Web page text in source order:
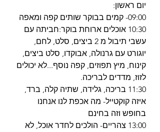
יום ראשון:
09:00- קמים בבוקר שותים קפה ומאפה
10:30 אוכלים ארוחת בוקר:חביתה עם
עשבי תיבול מ 2 ביצים, סלט, לחם,
יוגורט עם גרנולה, אבוקדו, סלט ביצים,
קינוח, מיץ תפוזים, קפה נוסף...לא יכולים
לזוז, מדדים לבריכה.
11:30 בריכה, גלידה, שתיה קלה, ברד,
איזה קוקטייל- מה אכפת לנו אנחנו
בחופש וזה בחינם
13:00 צהריים- הולכים לחדר אוכל, לא